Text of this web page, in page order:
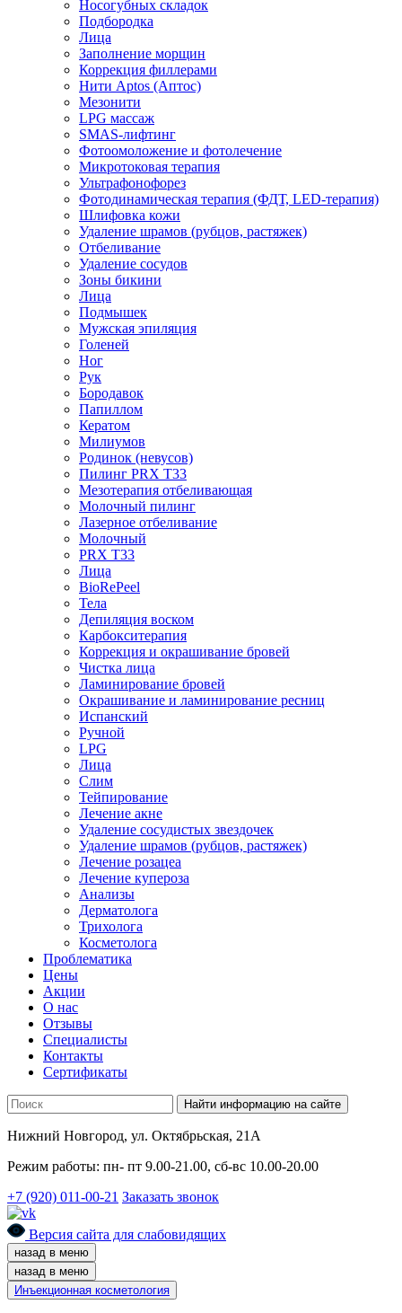
Носогубных складок
Подбородка
Лица
Заполнение морщин
Коррекция филлерами
Нити Aptos (Аптос)
Мезонити
LPG массаж
SMAS-лифтинг
Фотоомоложение и фотолечение
Микротоковая терапия
Ультрафонофорез
Фотодинамическая терапия (ФДТ, LED-терапия)
Шлифовка кожи
Удаление шрамов (рубцов, растяжек)
Отбеливание
Удаление сосудов
Зоны бикини
Лица
Подмышек
Мужская эпиляция
Голеней
Ног
Рук
Бородавок
Папиллом
Кератом
Милиумов
Родинок (невусов)
Пилинг PRX T33
Мезотерапия отбеливающая
Молочный пилинг
Лазерное отбеливание
Молочный
PRX T33
Лица
BioRePeel
Тела
Депиляция воском
Карбокситерапия
Коррекция и окрашивание бровей
Чистка лица
Ламинирование бровей
Окрашивание и ламинирование ресниц
Испанский
Ручной
LPG
Лица
Слим
Тейпирование
Лечение акне
Удаление сосудистых звездочек
Удаление шрамов (рубцов, растяжек)
Лечение розацеа
Лечение купероза
Анализы
Дерматолога
Трихолога
Косметолога
Проблематика
Цены
Акции
О нас
Отзывы
Cпециалисты
Контакты
Сертификаты
Найти информацию на сайте
Нижний Новгород, ул. Октябрьская, 21А
Режим работы: пн- пт 9.00-21.00, сб-вс 10.00-20.00
+7 (920) 011-00-21 Заказать звонок
Версия сайта для слабовидящих
назад в меню
назад в меню
Инъекционная косметология